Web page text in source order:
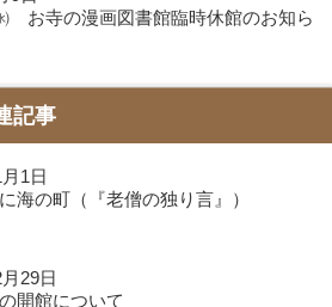
お寺の漫画図書館臨時休館のお知ら
記事
1日
海の町（『老僧の独り言』）
29日
開館について